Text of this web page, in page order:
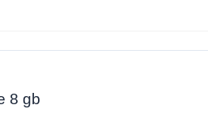
8 gb